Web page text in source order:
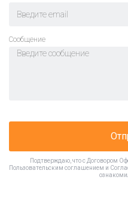
Cообщение
Подтверждаю, что с Договором
Пользовательским соглашением и